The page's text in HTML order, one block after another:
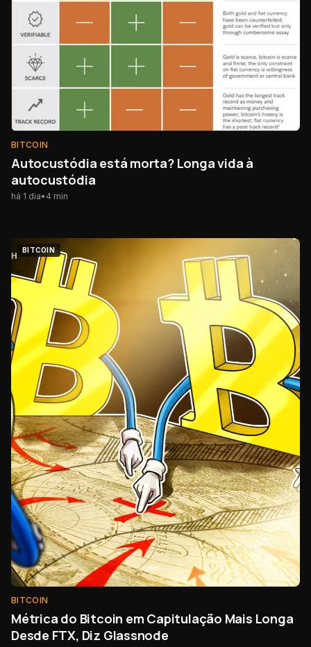
BITCOIN
Autocustódia está morta? Longa vida à
autocustódia
há 1 dia• 4 min
BITCOIN
BITCOIN
Métrica do Bitcoin em Capitulação Mais Longa
Desde FTX, Diz Glassnode